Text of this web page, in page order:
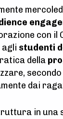
con il
studenti
della
dai
in una